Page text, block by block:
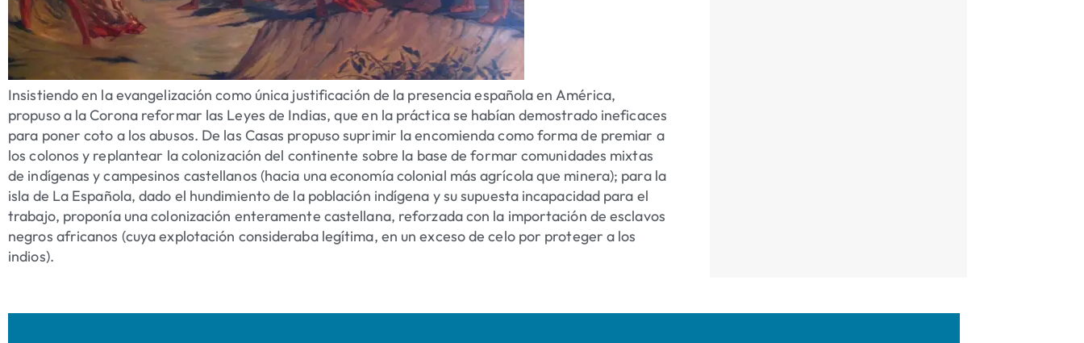
Insistiendo en la evangelización como única justificación de la presencia española en América,
propuso a la Corona reformar las Leyes de Indias, que en la práctica se habían demostrado ineficaces
para poner coto a los abusos. De las Casas propuso suprimir la encomienda como forma de premiar a
los colonos y replantear la colonización del continente sobre la base de formar comunidades mixtas
de indígenas y campesinos castellanos (hacia una economía colonial más agrícola que minera); para la
isla de La Española, dado el hundimiento de la población indígena y su supuesta incapacidad para el
trabajo, proponía una colonización enteramente castellana, reforzada con la importación de esclavos
negros africanos (cuya explotación consideraba legítima, en un exceso de celo por proteger a los
indios).